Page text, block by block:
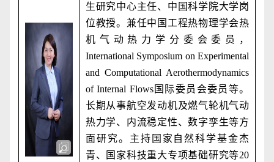
生研究中心主任、中国科学院大学岗
位教授。兼任中国工程热物理学会热
机气动热力学分委会委员，
International Symposium on Experimental
and Computational Aerothermodynamics
of Internal Flows国际委员会委员等。
长期从事航空发动机及燃气轮机气动
热力学、内流稳定性、数字孪生等方
面研究。主持国家自然科学基金杰
青、国家科技重大专项基础研究等20